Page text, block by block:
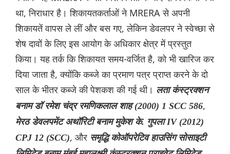
था, निराधार है। शिकायतकर्ताओं ने MRERA से अपनी
शिकायतें वापस ले लीं और बस गए, लेकिन डेवलपर ने स्वेच्छा से
शेष दावों के लिए इस आयोग के अधिकार क्षेत्र में प्रस्तुत
किया। यह तर्क कि शिकायत समय-वर्जित है, को भी खारिज कर
दिया जाता है, क्योंकि कब्जे का प्रमाण पत्र प्राप्त करने के दो
साल के भीतर कब्जे की पेशकश की गई थी। लता कंस्ट्रक्शन
बनाम डॉ रमेश चंद्र रमणिकलाल शाह (2000) 1 SCC 586,
मेरठ डेवलपमेंट अथॉरिटी बनाम मुकेश के. गुपला IV (2012)
CPJ 12 (SCC), और समृद्धि कोऑपरेटिव हाउसिंग सोसाइटी